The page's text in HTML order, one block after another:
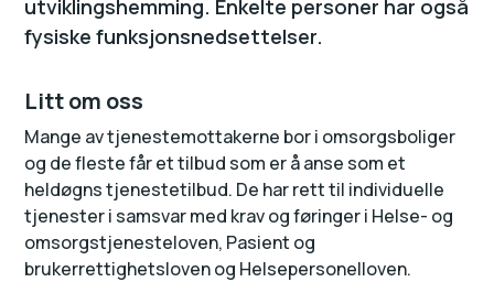
utviklingshemming. Enkelte personer har også
fysiske funksjonsnedsettelser.
Litt om oss
Mange av tjenestemottakerne bor i omsorgsboliger
og de fleste får et tilbud som er å anse som et
heldøgns tjenestetilbud. De har rett til individuelle
tjenester i samsvar med krav og føringer i Helse- og
omsorgstjenesteloven, Pasient og
brukerrettighetsloven og Helsepersonelloven.